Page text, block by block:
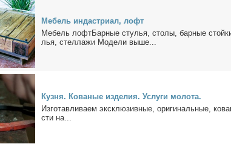
Ме­бель ин­даст­ри­ал, лофт
Ме­бель лофтБарные сту­лья, сто­лы, бар­ные
лья, стел­ла­жи Мо­де­ли вы­ше...
Куз­ня. Ко­ва­ные из­де­лия. Услу­ги мо­ло­та.
Из­го­тав­ли­ва­ем экс­клю­зив­ные, ори­ги­наль­ные,
сти на...